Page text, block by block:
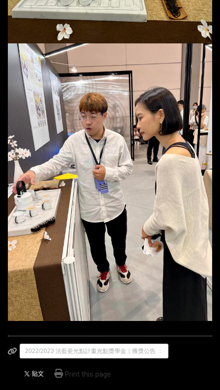
2022/2023 法藍瓷光點計畫光點獎學金｜獲獎公告 ：
Print this page